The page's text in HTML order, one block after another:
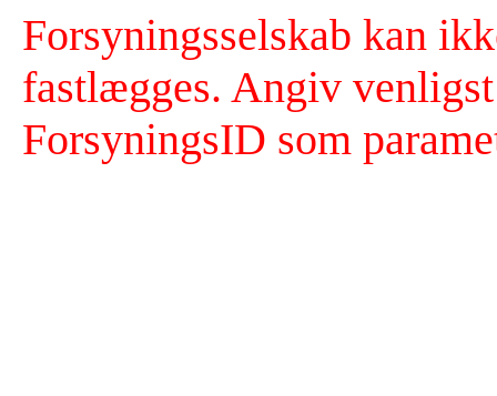
Forsyningsselskab kan
fastlægges. Angiv venligst
ForsyningsID som